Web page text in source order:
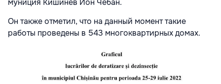
муниция Кишинев Ион Чебан.
Он также отметил, что на данный момент такие
работы проведены в 543 многоквартирных домах.